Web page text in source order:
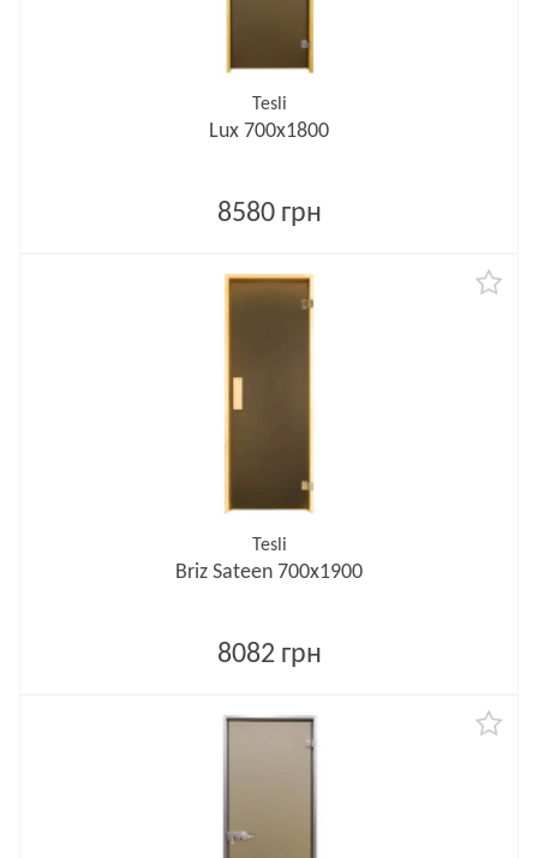
Tesli
Lux 700х1800
8580 грн
Tesli
Briz Sateen 700х1900
8082 грн